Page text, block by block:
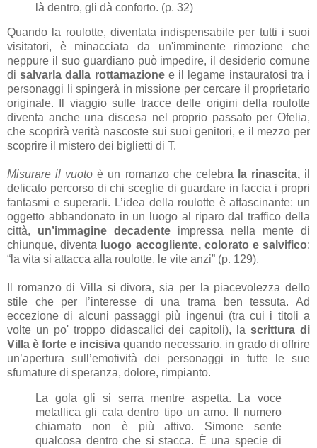
là dentro, gli dà conforto. (p. 32)
Quando la roulotte, diventata indispensabile per tutti i suoi
visitatori, è minacciata da un'imminente rimozione che
neppure il suo guardiano può impedire, il desiderio comune
disalvarla dalla rottamazionee il legame instauratosi tra i
personaggi li spingerà in missione per cercare il proprietario
originale. Il viaggio sulle tracce delle origini della roulotte
diventa anche una discesa nel proprio passato per Ofelia,
che scoprirà verità nascoste sui suoi genitori, e il mezzo per
scoprire il mistero dei biglietti di T.
Misurare il vuoto è un romanzo che celebra la rinascita,il
delicato percorso di chi sceglie di guardare in faccia i propri
fantasmi e superarli. L’idea della roulotte è affascinante: un
oggetto abbandonato in un luogo al riparo dal traffico della
città, un’immagine decadente impressa nella mente di
chiunque, diventa luogo accogliente, colorato e salvifico:
“la vita si attacca alla roulotte, le vite anzi” (p. 129).
Il romanzo di Villa si divora, sia per la piacevolezza dello
stile che per l’interesse di una trama ben tessuta. Ad
eccezione di alcuni passaggi più ingenui (tra cui i titoli a
volte un po' troppo didascalici dei capitoli), lascrittura di
Villa è forte e incisivaquando necessario, in grado di offrire
un’apertura sull’emotività dei personaggi in tutte le sue
sfumature di speranza, dolore, rimpianto.
La gola gli si serra mentre aspetta. La voce
metallica gli cala dentro tipo un amo. Il numero
chiamato non è più attivo. Simone sente
qualcosa dentro che si stacca. È una specie di